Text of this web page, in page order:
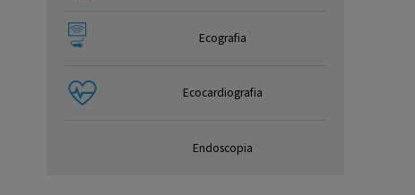
Ecografia
Ecocardiografia
Endoscopia